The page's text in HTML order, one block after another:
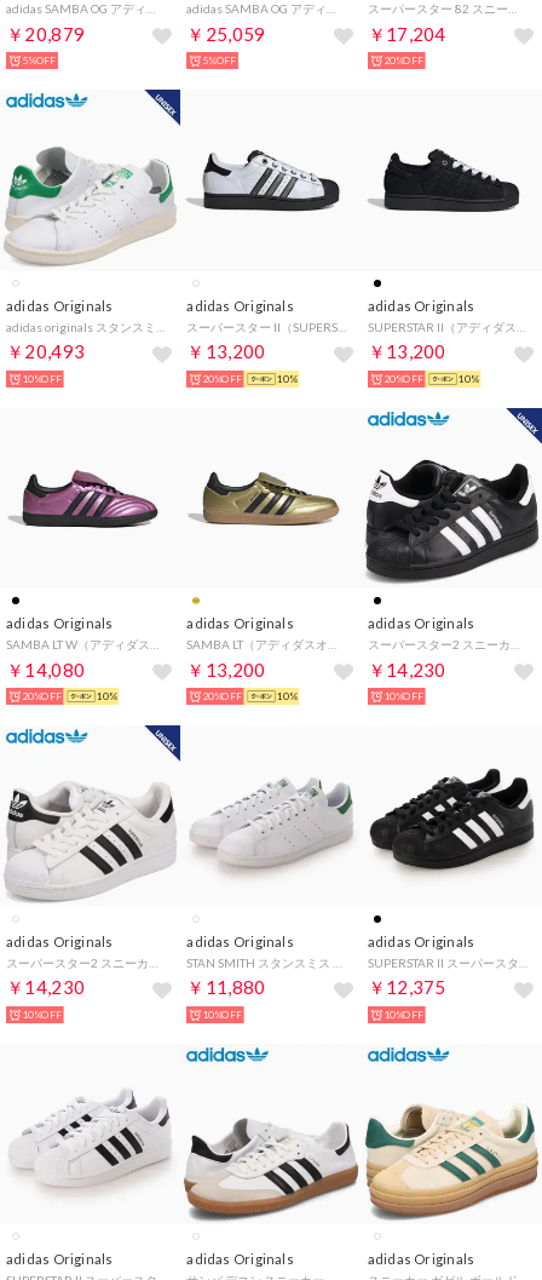
adidas SAMBA OG アディダス サンバ スニーカー メンズ スポーツ シューズ （(IG1024)ホワイト×グリーン）
￥20,879
5%OFF
adidas SAMBA OG アディダス サンバ スニーカー メンズ スポーツ シューズ （(JS3830)ホワイト×レッド）
￥25,059
5%OFF
スーパースター 82 スニーカー メンズ レディース SUPERSTAR 82 ホワイト 白 JI2025 （MMM）
￥17,204
20%OFF
adidas Originals
￥20,493
10%OFF
adidas Originals
￥13,200
20%OFF 10%
adidas Originals
￥13,200
20%OFF 10%
adidas Originals
SAMBA LT W（アディダスオリジナルス サンバ LT） （Supplier Color/Core Black/Core Black）
￥14,080
20%OFF 10%
adidas Originals
SAMBA LT（アディダスオリジナルス サンバ LT） （Gold Met. / Core Black / Gum 3）
￥13,200
20%OFF 10%
adidas Originals
スーパースター2 スニーカー メンズ レディース SUPERSTAR 2 ブラック 黒 JI0079
￥14,230
10%OFF
adidas Originals
￥14,230
10%OFF
adidas Originals
￥11,880
10%OFF
adidas Originals
￥12,375
10%OFF
adidas Originals adidas Originals adidas Originals